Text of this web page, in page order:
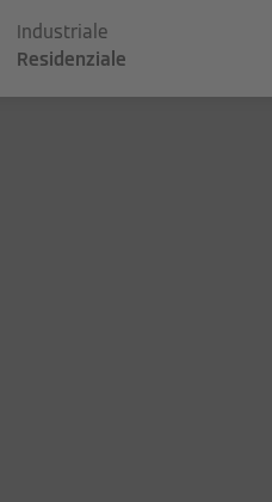
Industriale
Residenziale